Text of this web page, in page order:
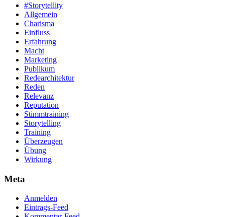
#Storytellity
Allgemein
Charisma
Einfluss
Erfahrung
Macht
Marketing
Publikum
Redearchitektur
Reden
Relevanz
Reputation
Stimmtraining
Storytelling
Training
Überzeugen
Übung
Wirkung
Meta
Anmelden
Eintrags-Feed